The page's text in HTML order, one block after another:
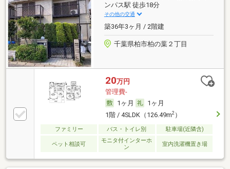
ンパス駅 徒歩18分
その他の交通
築36年3ヶ月 / 2階建
千葉県柏市柏の葉２丁目
20万円
管理費-
1ヶ月
1ヶ月
1階 / 4SLDK（126.49m2）
ファミリー バス・トイレ別 駐車場(近隣含)
ペット相談可
モニタ付インターホ
ン
室内洗濯機置き場